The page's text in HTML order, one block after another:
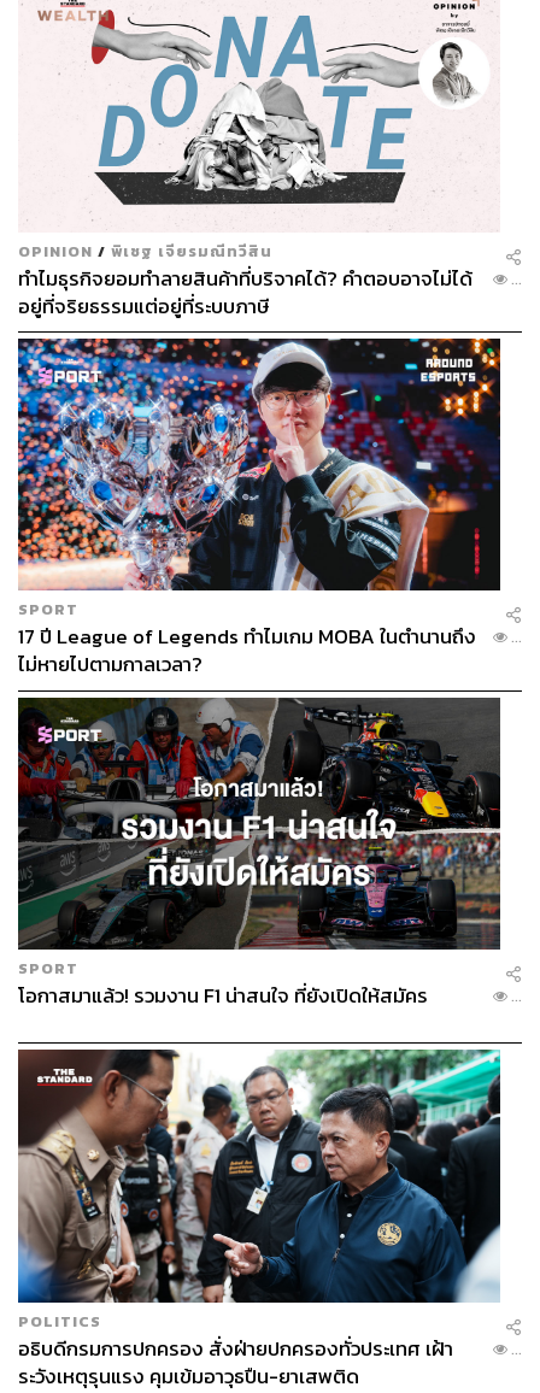
OPINION / พิเชฐ เจียรมณีทวีสิน
ทำไมธุรกิจยอมทำลายสินค้าที่บริจาคได้? คำตอบอาจไม่ได้
อยู่ที่จริยธรรมแต่อยู่ที่ระบบภาษี
...
SPORT
17 ปี League of Legends ทำไมเกม MOBA ในตำนานถึง
ไม่หายไปตามกาลเวลา?
...
SPORT
โอกาสมาแล้ว! รวมงาน F1 น่าสนใจ ที่ยังเปิดให้สมัคร ...
POLITICS
อธิบดีกรมการปกครอง สั่งฝ่ายปกครองทั่วประเทศ เฝ้า
ระวังเหตุรุนแรง คุมเข้มอาวุธปืน-ยาเสพติด
...